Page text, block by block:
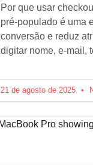
Por que usar
pré-populado é uma
conversão e reduz
digitar nome, e-mail,
21 de agosto de 2025